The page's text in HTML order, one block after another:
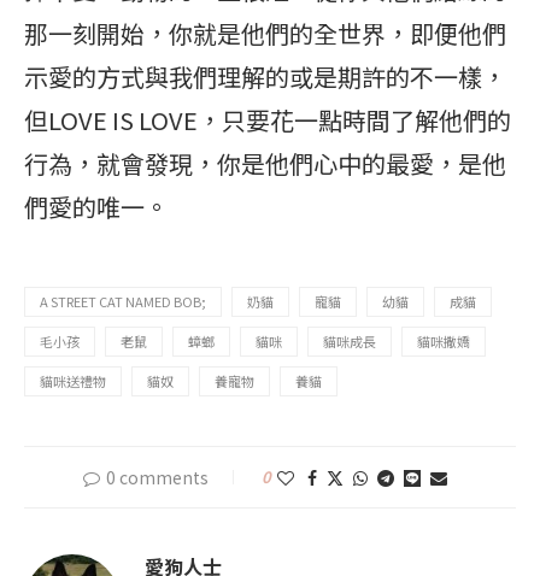
那一刻開始，你就是他們的全世界，即便他們
示愛的方式與我們理解的或是期許的不一樣，
但LOVE IS LOVE，只要花一點時間了解他們的
行為，就會發現，你是他們心中的最愛，是他
們愛的唯一。
A STREET CAT NAMED BOB; 奶貓 寵貓 幼貓 成貓
毛小孩 老鼠 蟑螂 貓咪 貓咪成長 貓咪撒嬌
貓咪送禮物 貓奴 養寵物 養貓
0 comments 0
愛狗人士